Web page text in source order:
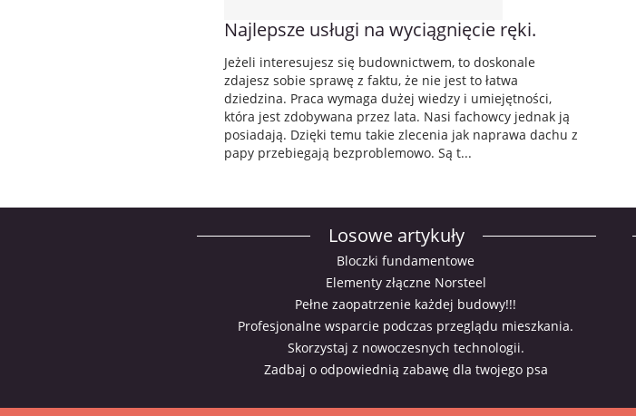
Najlepsze usługi na wyciągnięcie ręki.
Jeżeli interesujesz się budownictwem, to doskonale
zdajesz sobie sprawę z faktu, że nie jest to łatwa
dziedzina. Praca wymaga dużej wiedzy i umiejętności,
która jest zdobywana przez lata. Nasi fachowcy jednak ją
posiadają. Dzięki temu takie zlecenia jak naprawa dachu z
papy przebiegają bezproblemowo. Są t...
Losowe artykuły
Bloczki fundamentowe
Elementy złączne Norsteel
Pełne zaopatrzenie każdej budowy!!!
Profesjonalne wsparcie podczas przeglądu mieszkania.
Skorzystaj z nowoczesnych technologii.
Zadbaj o odpowiednią zabawę dla twojego psa